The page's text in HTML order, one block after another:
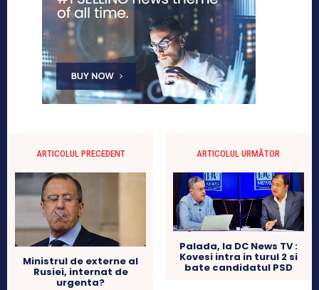
ARTICOLUL PRECEDENT
Ministrul de externe al
Rusiei, internat de
urgenta?
ARTICOLUL URMĂTOR
Palada, la DC News TV :
Kovesi intra in turul 2 si
bate candidatul PSD